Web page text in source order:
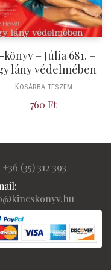
könyv – Júlia 681. –
lány védelmében
Kosárba teszem
760 Ft
+36 (35) 312 393